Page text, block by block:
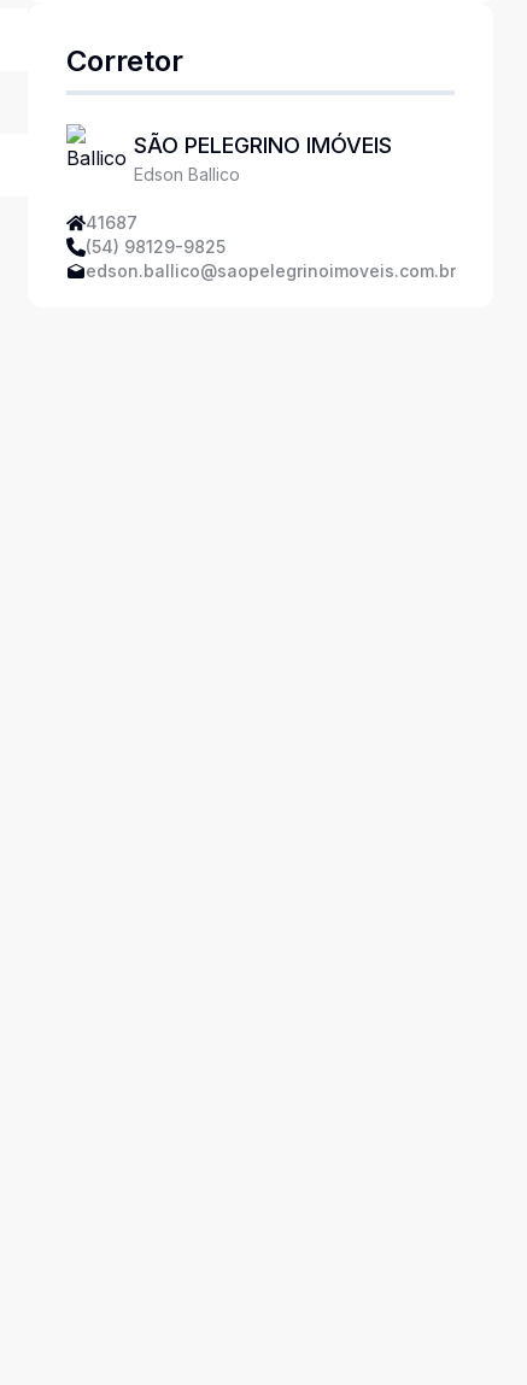
Corretor
SÃO PELEGRINO IMÓVEIS
Edson Ballico
41687
(54) 98129-9825
edson.ballico@saopelegrinoimoveis.com.br